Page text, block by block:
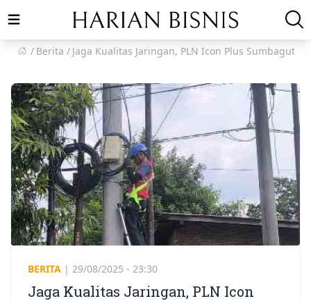
Open main menu
Berita
Jaga Kualitas Jaringan, PLN Icon Plus Sumbagut
BERITA | 29/08/2025 - 23:30
Jaga Kualitas Jaringan, PLN Icon